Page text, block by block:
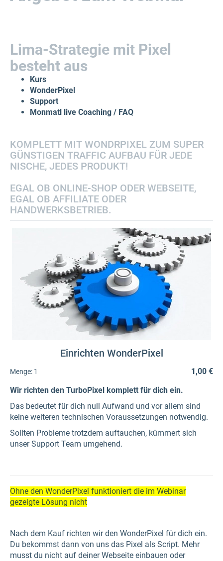
Lima-Strategie mit Pixel
besteht aus
Kurs
WonderPixel
Support
Monmatl live Coaching / FAQ
KOMPLETT MIT WONDRPIXEL ZUM SUPER
GÜNSTIGEN TRAFFIC AUFBAU FÜR JEDE
NISCHE, JEDES PRODUKT!
EGAL OB ONLINE-SHOP ODER WEBSEITE,
EGAL OB AFFILIATE ODER
HANDWERKSBETRIEB.
Einrichten WonderPixel
Menge: 1
1,00 €
Wir richten den TurboPixel komplett für dich ein.
Das bedeutet für dich null Aufwand und vor allem sind
keine weiteren technischen Voraussetzungen notwendig.
Sollten Probleme trotzdem auftauchen, kümmert sich
unser Support Team umgehend.
Ohne den WonderPixel funktioniert die im Webinar
gezeigte Lösung nicht
Nach dem Kauf richten wir den WonderPixel für dich ein.
Du bekommst dann von uns das Pixel als Script. Mehr
musst du nicht auf deiner Webseite einbauen oder